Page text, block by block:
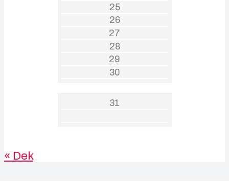
25
26
27
28
29
30
31
« Dek